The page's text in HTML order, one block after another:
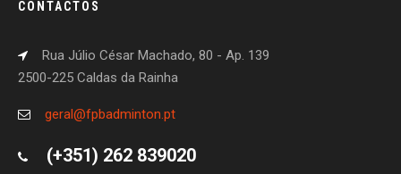
CONTACTOS
Rua Júlio César Machado, 80 - Ap. 139
2500-225 Caldas da Rainha
geral@fpbadminton.pt
(+351) 262 839020